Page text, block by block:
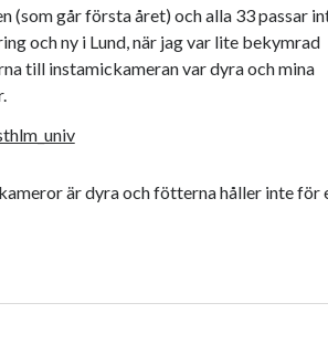
(som går första året) och alla 33 passar
och ny i Lund, när jag var lite bekymrad
till instamickameran var dyra och mina
är dyra och fötterna håller inte för